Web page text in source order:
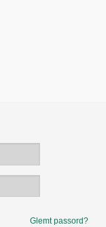
Glemt passord?